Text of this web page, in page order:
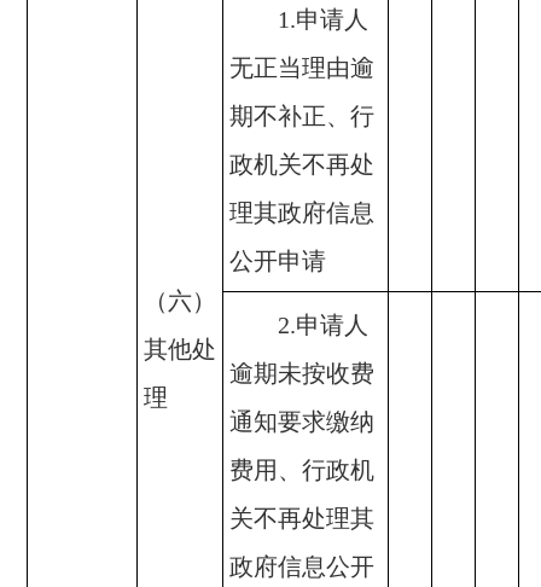
（六）
其他处
理
1.申请人
无正当理由逾
期不补正、行
政机关不再处
理其政府信息
公开申请
2.申请人
逾期未按收费
通知要求缴纳
费用、行政机
关不再处理其
政府信息公开